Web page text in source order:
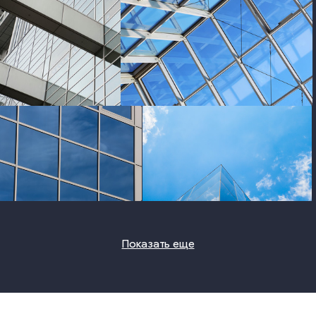
photo photo
photo photo
Показать еще